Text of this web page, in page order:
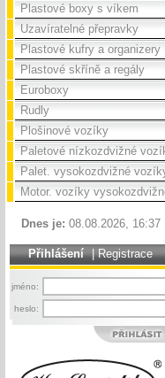
Plastové boxy s víkem
Uzavíratelné přepravky
Plastové kufry a organizery
Plastové skříně a regály
Euroboxy
Rudly
Plošinové vozíky
Paletové nízkozdvižné
Palet. vysokozdvižné
Motor. vozíky
Dnes je: 08.08.2026, 16:37
Přihlášení |Registrace
jméno:
heslo: